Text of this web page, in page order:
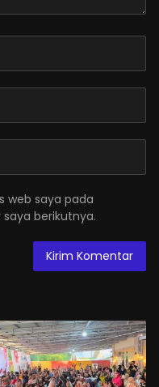
web saya pada
berikutnya.